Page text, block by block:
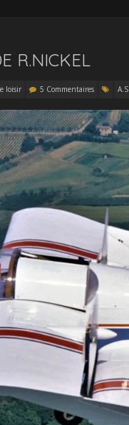
R.NICKEL
loisir 5 Commentaires